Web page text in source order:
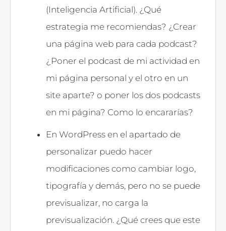
(Inteligencia Artificial). ¿Qué
estrategia me recomiendas? ¿Crear
una página web para cada podcast?
¿Poner el podcast de mi actividad en
mi página personal y el otro en un
site aparte? o poner los dos podcasts
en mi página? Como lo encararías?
En WordPress en el apartado de
personalizar puedo hacer
modificaciones como cambiar logo,
tipografía y demás, pero no se puede
previsualizar, no carga la
previsualización. ¿Qué crees que este